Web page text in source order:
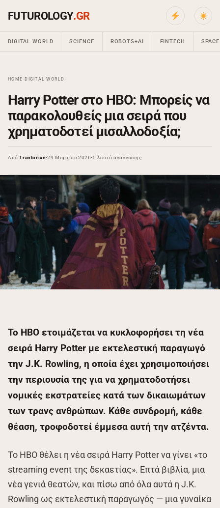
FUTUROLOGY.GR
DIGITAL WORLD SCIENCE ROBOTS+AI FINTECH SPACE
HOME DIGITAL WORLD
Harry Potter στο HBO: Μπορείς να
παρακολουθείς μια σειρά που
χρηματοδοτεί μισαλλοδοξία;
ΑπόTrantorian 29 Μαρτίου 2026 1 λεπτό ανάγνωσης
Το HBO ετοιμάζεται να κυκλοφορήσει τη νέα
σειρά Harry Potter με εκτελεστική παραγωγό
την J.K. Rowling, η οποία έχει χρησιμοποιήσει
την περιουσία της για να χρηματοδοτήσει
νομικές εκστρατείες κατά των δικαιωμάτων
των τρανς ανθρώπων. Κάθε συνδρομή, κάθε
θέαση, τροφοδοτεί έμμεσα αυτή την ατζέντα.
Το HBO θέλει η νέα σειρά Harry Potter να γίνει «το
streaming event της δεκαετίας». Επτά βιβλία, μια
νέα γενιά θεατών, και πίσω από όλα αυτά η J.K.
Rowling ως εκτελεστική παραγωγός — μια γυναίκα